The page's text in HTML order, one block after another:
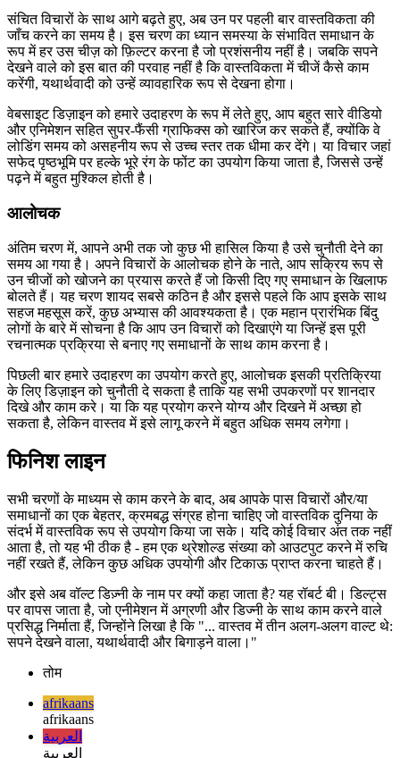
जो अन्यथा सोचने के लिए पागल लग सकता है।
यथार्थवादी
संचित विचारों के साथ आगे बढ़ते हुए, अब उन पर पहली बार वास्तविकता की
रूप में हर उस चीज़ को फ़िल्टर करना है जो प्रशंसनीय नहीं है। जबकि सपने
देखने वाले को इस बात की परवाह नहीं है कि वास्तविकता में चीजें कैसे काम
करेंगी, यथार्थवादी को उन्हें व्यावहारिक रूप से देखना होगा।
वेबसाइट डिज़ाइन को हमारे उदाहरण के रूप में लेते हुए, आप बहुत सारे वीडियो
लोडिंग समय को असहनीय रूप से उच्च स्तर तक धीमा कर देंगे। या विचार जहां
पढ़ने में बहुत मुश्किल होती है।
आलोचक
अंतिम चरण में, आपने अभी तक जो कुछ भी हासिल किया है उसे चुनौती देने का
समय आ गया है। अपने विचारों के आलोचक होने के नाते, आप सक्रिय रूप से
उन चीजों को खोजने का प्रयास करते हैं जो किसी दिए गए समाधान के खिलाफ
सहज महसूस करें, कुछ अभ्यास की आवश्यकता है। एक महान प्रारंभिक बिंदु
लोगों के बारे में सोचना है कि आप उन विचारों को दिखाएंगे या जिन्हें इस पूरी
रचनात्मक प्रक्रिया से बनाए गए समाधानों के साथ काम करना है।
के लिए डिज़ाइन को चुनौती दे सकता है ताकि यह सभी उपकरणों पर शानदार
दिखे और काम करे। या कि यह प्रयोग करने योग्य और दिखने में अच्छा हो
सकता है, लेकिन वास्तव में इसे लागू करने में बहुत अधिक समय लगेगा।
फिनिश लाइन
सभी चरणों के माध्यम से काम करने के बाद, अब आपके पास विचारों और/या
संदर्भ में वास्तविक रूप से उपयोग किया जा सके। यदि कोई विचार अंत तक नहीं
आता है, तो यह भी ठीक है - हम एक थ्रेशोल्ड संख्या को आउटपुट करने में रुचि
नहीं रखते हैं, लेकिन कुछ अधिक उपयोगी और टिकाऊ प्राप्त करना चाहते हैं।
पर वापस जाता है, जो एनीमेशन में अग्रणी और डिज्नी के साथ काम करने वाले
सपने देखने वाला, यथार्थवादी और बिगाड़ने वाला।"
तोम